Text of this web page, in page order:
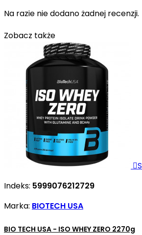
Na razie nie dodano żadnej recenzji.
Zobacz także

Indeks: 5999076212729
Marka: BIOTECH USA
BIO TECH USA - ISO WHEY ZERO 2270g